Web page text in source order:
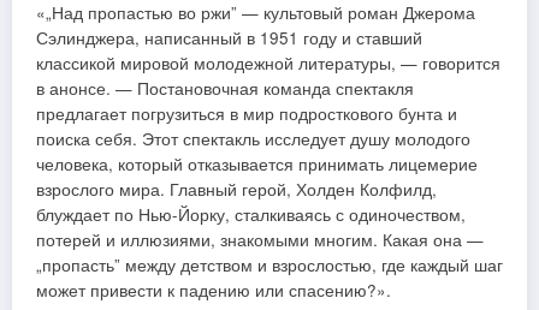
«„Над пропастью во ржи” — культовый роман Джерома
Сэлинджера, написанный в 1951 году и ставший
классикой мировой молодежной литературы, — говорится
в анонсе. — Постановочная команда спектакля
предлагает погрузиться в мир подросткового бунта и
поиска себя. Этот спектакль исследует душу молодого
человека, который отказывается принимать лицемерие
взрослого мира. Главный герой, Холден Колфилд,
блуждает по Нью-Йорку, сталкиваясь с одиночеством,
потерей и иллюзиями, знакомыми многим. Какая она —
„пропасть” между детством и взрослостью, где каждый шаг
может привести к падению или спасению?».